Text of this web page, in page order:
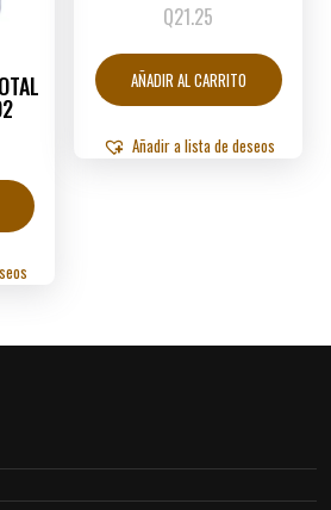
Q21.25
AÑADIR AL CARRITO
Añadir a lista de deseos